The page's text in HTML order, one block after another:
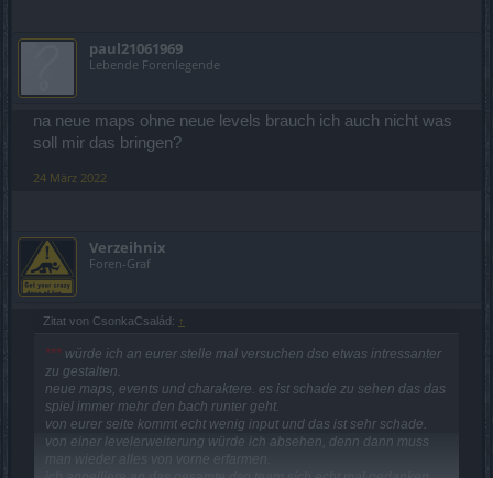
paul21061969
Lebende Forenlegende
na neue maps ohne neue levels brauch ich auch nicht was
soll mir das bringen?
24 März 2022
Verzeihnix
Foren-Graf
Zitat von CsonkaCsalád: ↑
*** würde ich an eurer stelle mal versuchen dso etwas intressanter
zu gestalten.
neue maps, events und charaktere. es ist schade zu sehen das das
spiel immer mehr den bach runter geht.
von eurer seite kommt echt wenig input und das ist sehr schade.
von einer levelerweiterung würde ich absehen, denn dann muss
man wieder alles von vorne erfarmen.